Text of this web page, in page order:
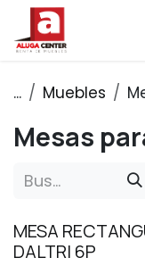
Ir al contenido
... Muebles
Mesas
MESA
DALTRI 6P